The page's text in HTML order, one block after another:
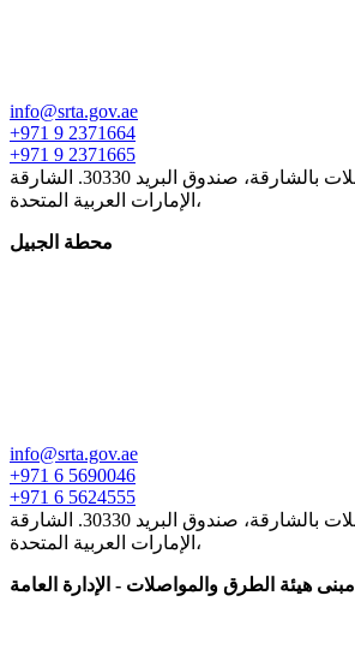
info@srta.gov.ae
+971 9 2371664
+971 9 2371665
هيئة الطرق والمواصلات بالشارقة، صندوق البريد 30330. الشارقة
،الإمارات العربية المتحدة
محطة الجبيل
info@srta.gov.ae
+971 6 5690046
+971 6 5624555
هيئة الطرق والمواصلات بالشارقة، صندوق البريد 30330. الشارقة
،الإمارات العربية المتحدة
مبنى هيئة الطرق والمواصلات - الإدارة العامة